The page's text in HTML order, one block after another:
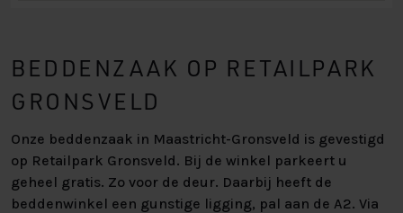
BEDDENZAAK OP RETAILPARK
GRONSVELD
Onze beddenzaak in Maastricht-Gronsveld is gevestigd
op Retailpark Gronsveld. Bij de winkel parkeert u
geheel gratis. Zo voor de deur. Daarbij heeft de
beddenwinkel een gunstige ligging, pal aan de A2. Via